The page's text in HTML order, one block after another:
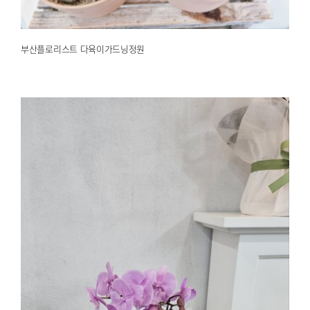
부산플로리스트 다육이가드닝정원